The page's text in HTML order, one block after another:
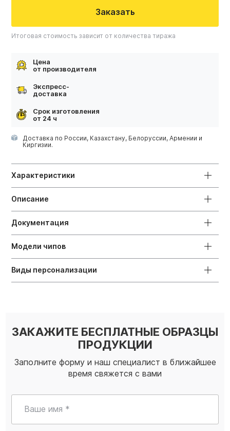
Заказать
Итоговая стоимость зависит от количества тиража
Цена
от производителя
Экспресс-
доставка
Срок изготовления
от 24 ч
Доставка по России, Казахстану, Белоруссии, Армении и
Киргизии.
Характеристики
Описание
Документация
Модели чипов
Виды персонализации
ЗАКАЖИТЕ БЕСПЛАТНЫЕ ОБРАЗЦЫ
ПРОДУКЦИИ
Заполните форму и наш специалист в ближайшее
время свяжется с вами
Ваше имя *